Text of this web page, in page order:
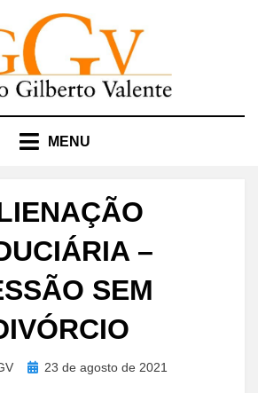
MENU
–
SEM
Posted23 de agosto de 2021